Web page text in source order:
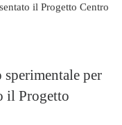
il Progetto Centro
per
il Progetto